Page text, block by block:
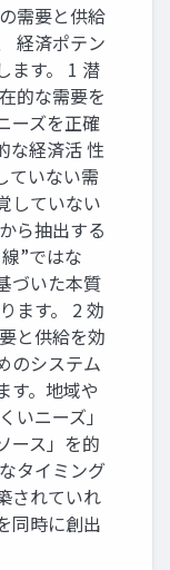
需要と供給
経済ポテン
ます。 1 潜
的な需要を
ーズを正確
な経済活 性
ていない需
していない
ら抽出する
”ではな
づいた本質
ます。 2 効
と供給を効
のシステム
す。地域や
いニーズ」
ース」を的
タイミング
されていれ
同時に創出